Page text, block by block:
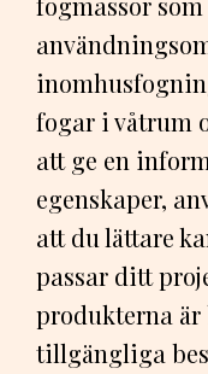
fogar i våtrum
att ge en
egenskaper,
att du lättare
passar ditt
produkterna
tillgängliga